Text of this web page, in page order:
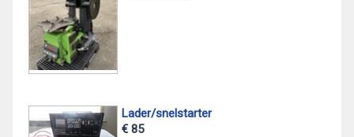
Lader/snelstarter
€ 85